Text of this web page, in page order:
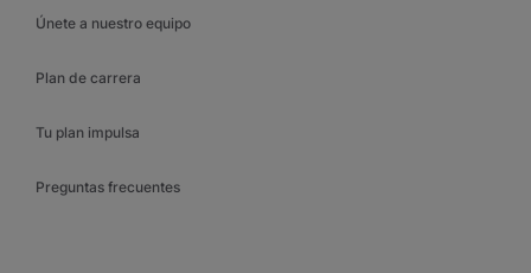
Únete a nuestro equipo
Plan de carrera
Tu plan impulsa
Preguntas frecuentes